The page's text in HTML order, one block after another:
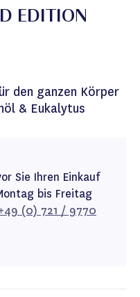
EDITION
den ganzen Körper
& Eukalytus
Sie Ihren Einkauf
bis Freitag
(0) 721 / 9770